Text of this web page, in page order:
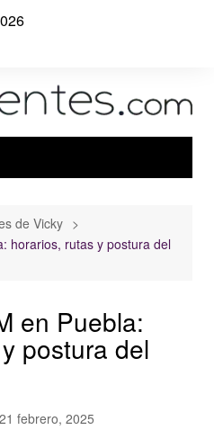
de Vicky
horarios, rutas y postura del
en Puebla:
postura del
21 febrero, 2025